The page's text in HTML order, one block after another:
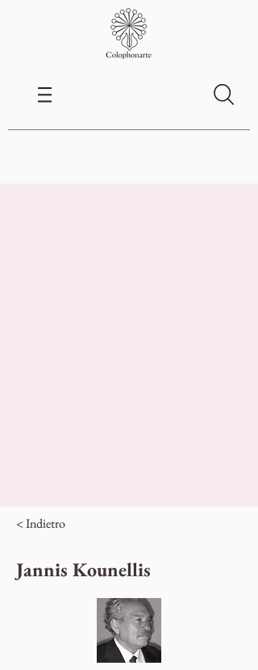
< Indietro
Jannis Kounellis